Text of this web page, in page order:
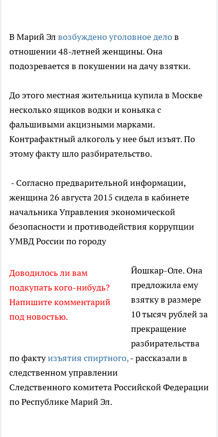
В Марий Эл возбуждено уголовное делов
отношении 48-летней женщины. Она
подозревается в покушении на дачу взятки.
До этого местная жительница купила в Москве
несколько ящиков водки и коньяка с
фальшивыми акцизными марками.
Контрафактный алкоголь у нее был изъят. По
этому факту шло разбирательство.
- Согласно предварительной информации,
женщина 26 августа 2015 сидела в кабинете
начальника Управления экономической
безопасности и противодействия коррупции
УМВД России по городу
Доводилось ли вам
подкупать кого-нибудь?
Напишите комментарий
под новостью.
Йошкар-Оле. Она
предложила ему
взятку в размере
10 тысяч рублей за
прекращение
разбирательства
по фактуизъятия спиртного,- рассказали в
следственном управлении
Следственного комитета Российской Федерации
по Республике Марий Эл.